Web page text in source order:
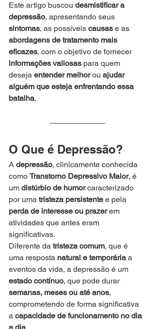
Este artigo buscou desmistificar a
depressão, apresentando seus
sintomas, as possíveis causas e as
abordagens de tratamento mais
eficazes, com o objetivo de fornecer
informações valiosas para quem
deseja entender melhor ou ajudar
alguém que esteja enfrentando essa
batalha.
O Que é Depressão?
A depressão, clinicamente conhecida
como Transtorno Depressivo Maior, é
um distúrbio de humor caracterizado
por uma tristeza persistente e pela
perda de interesse ou prazer em
atividades que antes eram
significativas.
Diferente da tristeza comum, que é
uma resposta natural e temporária a
eventos da vida, a depressão é um
estado contínuo, que pode durar
semanas, meses ou até anos,
comprometendo de forma significativa
a capacidade de funcionamento no dia